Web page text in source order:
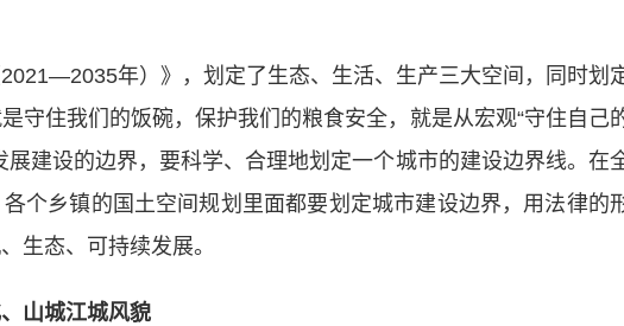
年）》，划定了生态、生活、生产三大空间，同时划
守住我们的饭碗，保护我们的粮食安全，就是从宏观“守住自己
展建设的边界，要科学、合理地划定一个城市的建设边界线。在
个乡镇的国土空间规划里面都要划定城市建设边界，用法律的
生态、可持续发展。
山城江城风貌